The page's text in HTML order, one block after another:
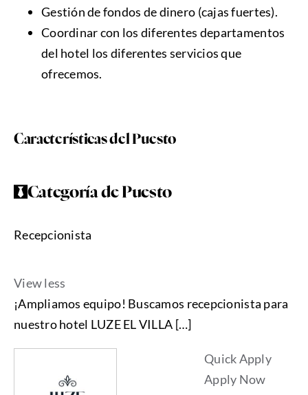
Gestión de fondos de dinero (cajas fuertes).
Coordinar con los diferentes departamentos
del hotel los diferentes servicios que
ofrecemos.
Características del Puesto
Categoría de Puesto
Recepcionista
View less
¡Ampliamos equipo! Buscamos recepcionista para
nuestro hotel LUZE EL VILLA […]
Quick Apply
Apply Now